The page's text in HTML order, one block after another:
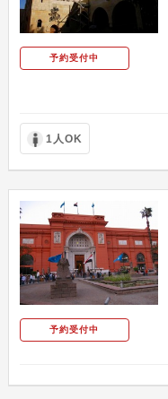
予約受付中
1人OK
予約受付中